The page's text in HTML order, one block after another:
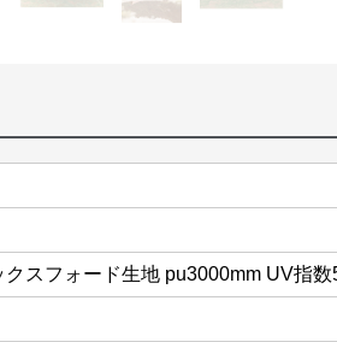
クスフォード生地 pu3000mm UV指数